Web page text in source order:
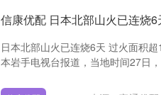
信康优配 日本北部山火已连烧
日本北部山火已连烧6天 过火面积
本岩手电视台报道，当地时间27日